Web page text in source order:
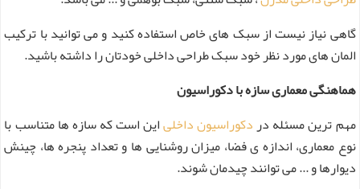
گاهی نیاز نیست از سبک های خاص استفاده کنید و می توانید با ترکیب
المان های مورد نظر خود سبک طراحی داخلی خودتان را داشته باشید.
هماهنگی معماری سازه با دکوراسیون
مهم ترین مسئله دردکوراسیون داخلیاین است که سازه ها متناسب با
نوع معماری، اندازه ی فضا، میزان روشنایی ها و تعداد پنجره ها، چینش
دیوارها و ... می توانند چیدمان شوند.